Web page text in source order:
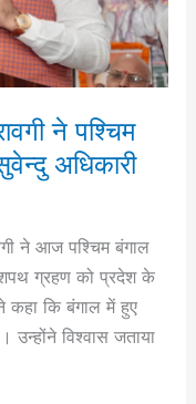
ने पश्चिम
अधिकारी
ने आज पश्चिम बंगाल
ग्रहण को प्रदेश के
कहा कि बंगाल में हुए
उन्होंने विश्वास जताया